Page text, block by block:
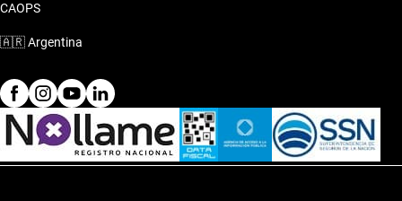
CAOPS
🇦🇷Argentina